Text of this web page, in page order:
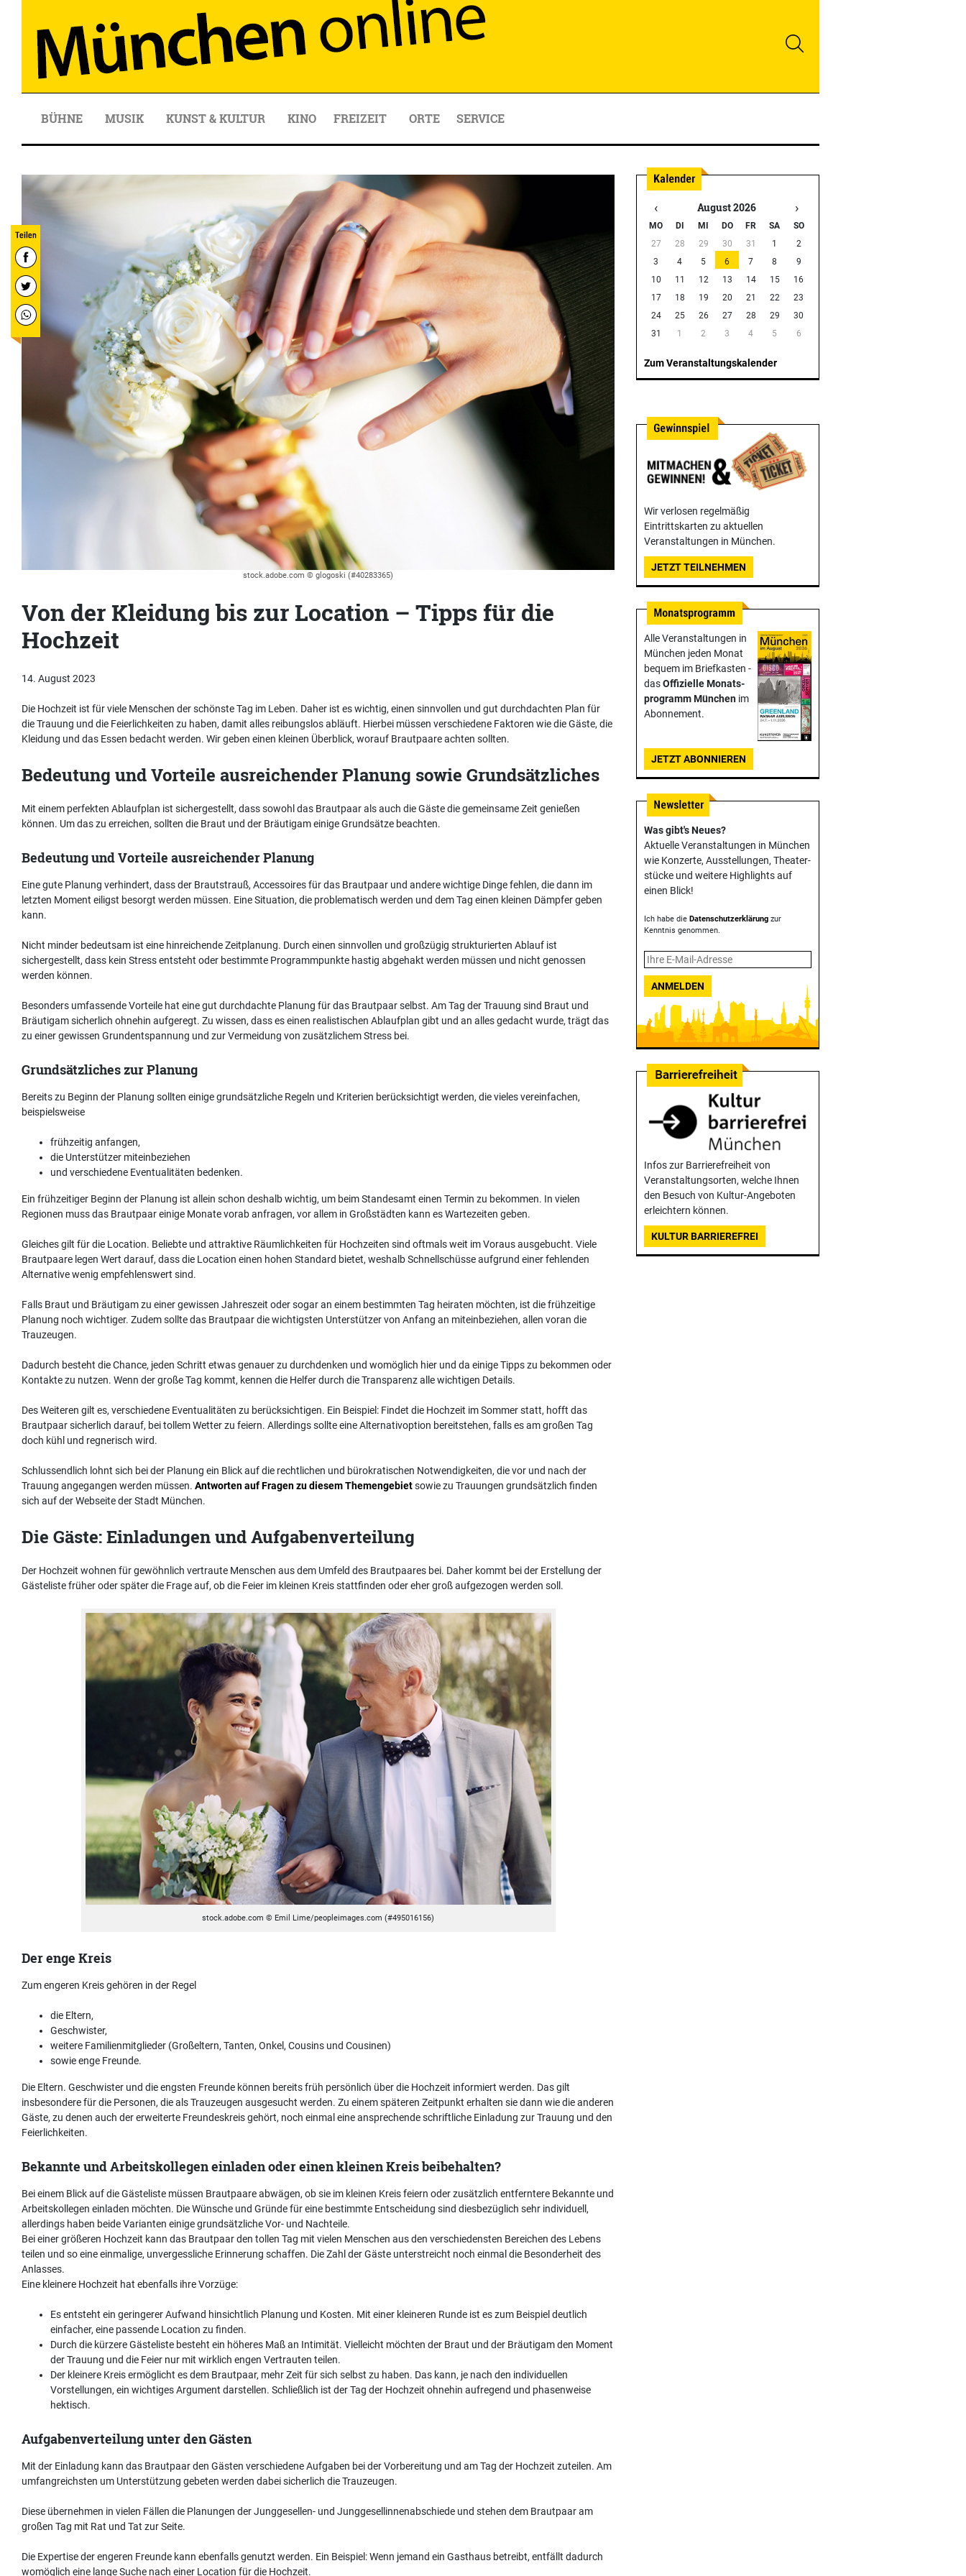
BÜHNE MUSIK KUNST & KULTUR KINO FREIZEIT ORTE SERVICE
stock.adobe.com © glogoski (#40283365)
Von der Kleidung bis zur Location – Tipps für die
Hochzeit
14. August 2023
Die Hochzeit ist für viele Menschen der schönste Tag im Leben. Daher ist es wichtig, einen sinnvollen und gut durchdachten Plan für
die Trauung und die Feierlichkeiten zu haben, damit alles reibungslos abläuft. Hierbei müssen verschiedene Faktoren wie die Gäste, die
Kleidung und das Essen bedacht werden. Wir geben einen kleinen Überblick, worauf Brautpaare achten sollten.
Bedeutung und Vorteile ausreichender Planung sowie Grundsätzliches
Mit einem perfekten Ablaufplan ist sichergestellt, dass sowohl das Brautpaar als auch die Gäste die gemeinsame Zeit genießen
können. Um das zu erreichen, sollten die Braut und der Bräutigam einige Grundsätze beachten.
Bedeutung und Vorteile ausreichender Planung
Eine gute Planung verhindert, dass der Brautstrauß, Accessoires für das Brautpaar und andere wichtige Dinge fehlen, die dann im
letzten Moment eiligst besorgt werden müssen. Eine Situation, die problematisch werden und dem Tag einen kleinen Dämpfer geben
kann.
Nicht minder bedeutsam ist eine hinreichende Zeitplanung. Durch einen sinnvollen und großzügig strukturierten Ablauf ist
sichergestellt, dass kein Stress entsteht oder bestimmte Programmpunkte hastig abgehakt werden müssen und nicht genossen
werden können.
Besonders umfassende Vorteile hat eine gut durchdachte Planung für das Brautpaar selbst. Am Tag der Trauung sind Braut und
Bräutigam sicherlich ohnehin aufgeregt. Zu wissen, dass es einen realistischen Ablaufplan gibt und an alles gedacht wurde, trägt das
zu einer gewissen Grundentspannung und zur Vermeidung von zusätzlichem Stress bei.
Grundsätzliches zur Planung
Bereits zu Beginn der Planung sollten einige grundsätzliche Regeln und Kriterien berücksichtigt werden, die vieles vereinfachen,
beispielsweise
frühzeitig anfangen,
die Unterstützer miteinbeziehen
und verschiedene Eventualitäten bedenken.
Ein frühzeitiger Beginn der Planung ist allein schon deshalb wichtig, um beim Standesamt einen Termin zu bekommen. In vielen
Regionen muss das Brautpaar einige Monate vorab anfragen, vor allem in Großstädten kann es Wartezeiten geben.
Gleiches gilt für die Location. Beliebte und attraktive Räumlichkeiten für Hochzeiten sind oftmals weit im Voraus ausgebucht. Viele
Brautpaare legen Wert darauf, dass die Location einen hohen Standard bietet, weshalb Schnellschüsse aufgrund einer fehlenden
Alternative wenig empfehlenswert sind.
Falls Braut und Bräutigam zu einer gewissen Jahreszeit oder sogar an einem bestimmten Tag heiraten möchten, ist die frühzeitige
Planung noch wichtiger. Zudem sollte das Brautpaar die wichtigsten Unterstützer von Anfang an miteinbeziehen, allen voran die
Trauzeugen.
Dadurch besteht die Chance, jeden Schritt etwas genauer zu durchdenken und womöglich hier und da einige Tipps zu bekommen oder
Kontakte zu nutzen. Wenn der große Tag kommt, kennen die Helfer durch die Transparenz alle wichtigen Details.
Des Weiteren gilt es, verschiedene Eventualitäten zu berücksichtigen. Ein Beispiel: Findet die Hochzeit im Sommer statt, hofft das
Brautpaar sicherlich darauf, bei tollem Wetter zu feiern. Allerdings sollte eine Alternativoption bereitstehen, falls es am großen Tag
doch kühl und regnerisch wird.
Schlussendlich lohnt sich bei der Planung ein Blick auf die rechtlichen und bürokratischen Notwendigkeiten, die vor und nach der
Trauung angegangen werden müssen. Antworten auf Fragen zu diesem Themengebietsowie zu Trauungen grundsätzlich finden
sich auf der Webseite der Stadt München.
Die Gäste: Einladungen und Aufgabenverteilung
Der Hochzeit wohnen für gewöhnlich vertraute Menschen aus dem Umfeld des Brautpaares bei. Daher kommt bei der Erstellung der
Gästeliste früher oder später die Frage auf, ob die Feier im kleinen Kreis stattfinden oder eher groß aufgezogen werden soll.
stock.adobe.com © Emil Lime/peopleimages.com (#495016156)
Der enge Kreis
Zum engeren Kreis gehören in der Regel
die Eltern,
Geschwister,
weitere Familienmitglieder (Großeltern, Tanten, Onkel, Cousins und Cousinen)
sowie enge Freunde.
Die Eltern. Geschwister und die engsten Freunde können bereits früh persönlich über die Hochzeit informiert werden. Das gilt
insbesondere für die Personen, die als Trauzeugen ausgesucht werden. Zu einem späteren Zeitpunkt erhalten sie dann wie die anderen
Gäste, zu denen auch der erweiterte Freundeskreis gehört, noch einmal eine ansprechende schriftliche Einladung zur Trauung und den
Feierlichkeiten.
Bekannte und Arbeitskollegen einladen oder einen kleinen Kreis beibehalten?
Bei einem Blick auf die Gästeliste müssen Brautpaare abwägen, ob sie im kleinen Kreis feiern oder zusätzlich entferntere Bekannte und
Arbeitskollegen einladen möchten. Die Wünsche und Gründe für eine bestimmte Entscheidung sind diesbezüglich sehr individuell,
allerdings haben beide Varianten einige grundsätzliche Vor- und Nachteile.
Bei einer größeren Hochzeit kann das Brautpaar den tollen Tag mit vielen Menschen aus den verschiedensten Bereichen des Lebens
teilen und so eine einmalige, unvergessliche Erinnerung schaffen. Die Zahl der Gäste unterstreicht noch einmal die Besonderheit des
Anlasses.
Eine kleinere Hochzeit hat ebenfalls ihre Vorzüge:
Es entsteht ein geringerer Aufwand hinsichtlich Planung und Kosten. Mit einer kleineren Runde ist es zum Beispiel deutlich
einfacher, eine passende Location zu finden.
Durch die kürzere Gästeliste besteht ein höheres Maß an Intimität. Vielleicht möchten der Braut und der Bräutigam den Moment
der Trauung und die Feier nur mit wirklich engen Vertrauten teilen.
Der kleinere Kreis ermöglicht es dem Brautpaar, mehr Zeit für sich selbst zu haben. Das kann, je nach den individuellen
Vorstellungen, ein wichtiges Argument darstellen. Schließlich ist der Tag der Hochzeit ohnehin aufregend und phasenweise
hektisch.
Aufgabenverteilung unter den Gästen
Mit der Einladung kann das Brautpaar den Gästen verschiedene Aufgaben bei der Vorbereitung und am Tag der Hochzeit zuteilen. Am
umfangreichsten um Unterstützung gebeten werden dabei sicherlich die Trauzeugen.
Diese übernehmen in vielen Fällen die Planungen der Junggesellen- und Junggesellinnenabschiede und stehen dem Brautpaar am
großen Tag mit Rat und Tat zur Seite.
Die Expertise der engeren Freunde kann ebenfalls genutzt werden. Ein Beispiel: Wenn jemand ein Gasthaus betreibt, entfällt dadurch
womöglich eine lange Suche nach einer Location für die Hochzeit.
‹ August 2026 ›
MO DI MI DO FR SA
SO
27
28 29 30 31 1
2
3
4 5 6 7 8
9
10
11 12 13 14 15
16
17
18 19 20 21 22
23
24
25 26 27 28 29
30
31
1 2 3 4 5 6
Zum Veranstaltungskalender
Wir verlosen regelmäßig
Eintrittskarten zu aktuellen
Veranstaltungen in München.
JETZT TEILNEHMEN
Alle Veranstaltungen in
München jeden Monat
bequem im Briefkasten -
dasOffizielle Monats­
programm München im
Abonnement.
JETZT ABONNIEREN
Was gibt's Neues?
Aktuelle Veranstaltungen in München
wie Konzerte, Ausstellungen, Theater­
stücke und weitere Highlights auf
einen Blick!
Ich habe die Datenschutzerklärung zur
Kenntnis genommen.
ANMELDEN
Infos zur Barrierefreiheit von
Veranstaltungsorten, welche Ihnen
den Besuch von Kultur-Angeboten
erleichtern können.
KULTUR BARRIEREFREI